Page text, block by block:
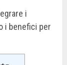
i
i benefici per